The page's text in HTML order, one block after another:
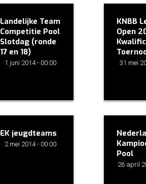
Landelijke Team
Competitie Pool
Slotdag (ronde
17 en 18)
1 juni 2014 - 00:00
KNBB
Open
31 mei
EK jeugdteams
2 mei 2014 - 00:00
Pool
26 april